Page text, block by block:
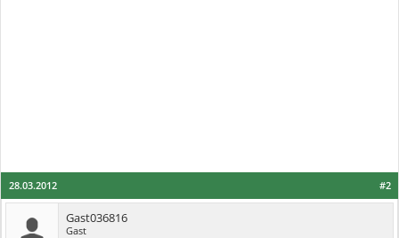
#2
28.03.2012
Gast036816
Gast